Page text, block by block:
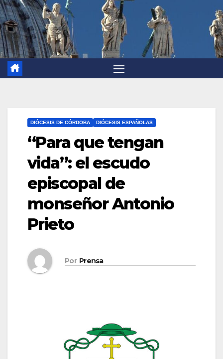
DIÓCESIS DE CÓRDOBA DIÓCESIS ESPAÑOLAS
“Para que tengan
vida”: el escudo
episcopal de
monseñor Antonio
Prieto
Por Prensa